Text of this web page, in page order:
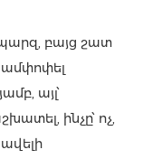
պարզ, բայց շատ
ամփոփել
այլ՝
ինչը՝ ոչ,